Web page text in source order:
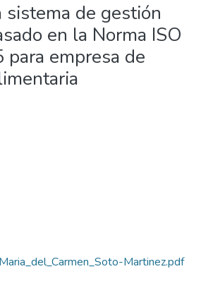
sistema de gestión
en la Norma ISO
empresa de
Martinez.pdf